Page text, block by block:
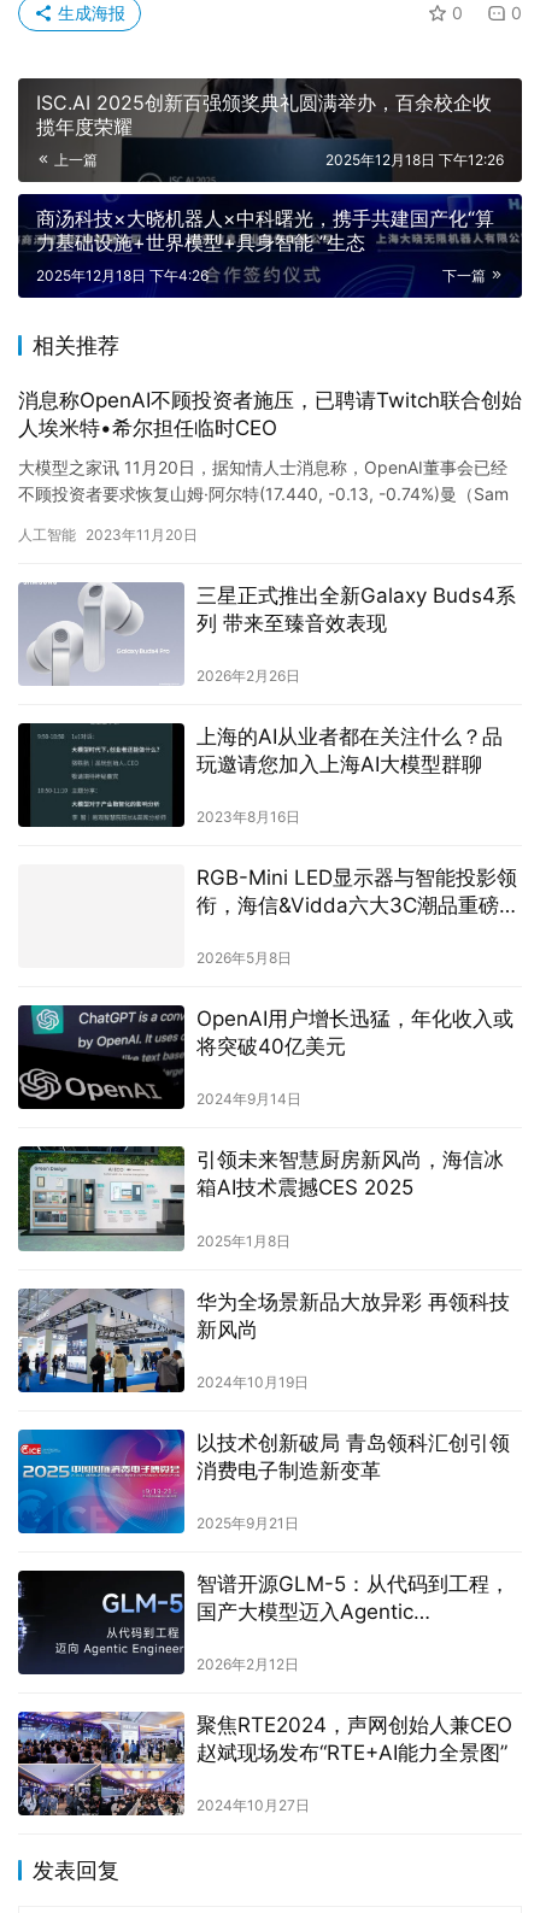
0 0
生成海报
ISC.AI 2025创新百强颁奖典礼圆满举办，百余校企收
揽年度荣耀
上一篇 2025年12月18日 下午12:26
商汤科技×大晓机器人×中科曙光，携手共建国产化“算
力基础设施+世界模型+具身智能 ”生态
下一篇
2025年12月18日 下午4:26
相关推荐
消息称OpenAI不顾投资者施压，已聘请Twitch联合创始
人埃米特•希尔担任临时CEO
大模型之家讯 11月20日，据知情人士消息称，OpenAI董事会已经
不顾投资者要求恢复山姆·阿尔特(17.440, -0.13, -0.74%)曼（Sam
人工智能 2023年11月20日
三星正式推出全新Galaxy Buds4系
列 带来至臻音效表现
2026年2月26日
上海的AI从业者都在关注什么？品
玩邀请您加入上海AI大模型群聊
2023年8月16日
RGB-Mini LED显示器与智能投影领
衔，海信&Vidda六大3C潮品重磅发
2026年5月8日
OpenAI用户增长迅猛，年化收入或
将突破40亿美元
2024年9月14日
引领未来智慧厨房新风尚，海信冰
箱AI技术震撼CES 2025
2025年1月8日
华为全场景新品大放异彩 再领科技
新风尚
2024年10月19日
以技术创新破局 青岛领科汇创引领
消费电子制造新变革
2025年9月21日
智谱开源GLM-5：从代码到工程，
国产大模型迈入Agentic
2026年2月12日
聚焦RTE2024，声网创始人兼CEO
赵斌现场发布“RTE+AI能力全景图”
2024年10月27日
发表回复